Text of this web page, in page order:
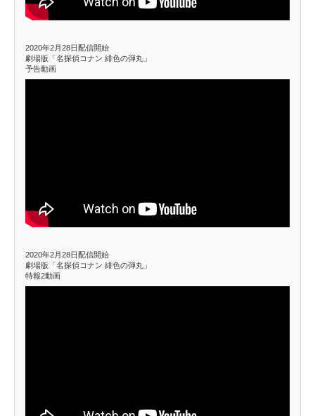
2020年2月28日配信開始
劇場版「名探偵コナン 緋色の弾丸」
予告動画
2020年2月28日配信開始
劇場版「名探偵コナン 緋色の弾丸」
特報2動画